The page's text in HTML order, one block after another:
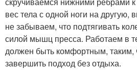
вес тела с одной ноги на
не забываем, что подтягивать
силой мышц пресса. Работаем в
должен быть комфортным,
завершить подход без отдыха.